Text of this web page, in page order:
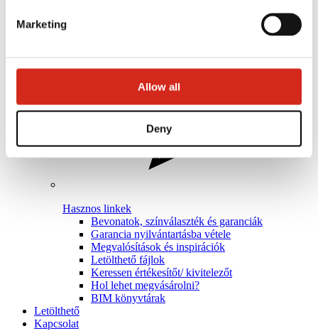
Marketing
Allow all
Deny
Hasznos linkek
Bevonatok, színválaszték és garanciák
Garancia nyilvántartásba vétele
Megvalósítások és inspirációk
Letölthető fájlok
Keressen értékesítőt/ kivitelezőt
Hol lehet megvásárolni?
BIM könyvtárak
Letölthető
Kapcsolat